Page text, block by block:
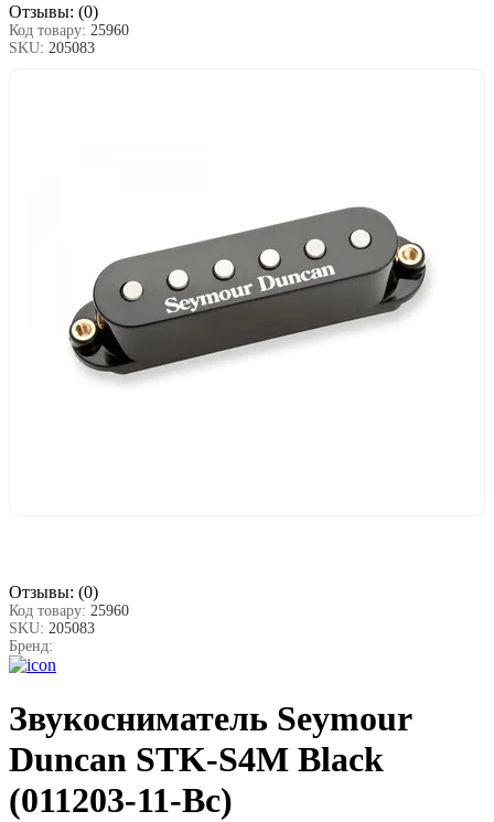
Отзывы: (0)
Код товару: 25960
SKU: 205083
Отзывы: (0)
Код товару: 25960
SKU: 205083
Бренд:
Звукосниматель Seymour
Duncan STK-S4M Black
(011203-11-Bc)